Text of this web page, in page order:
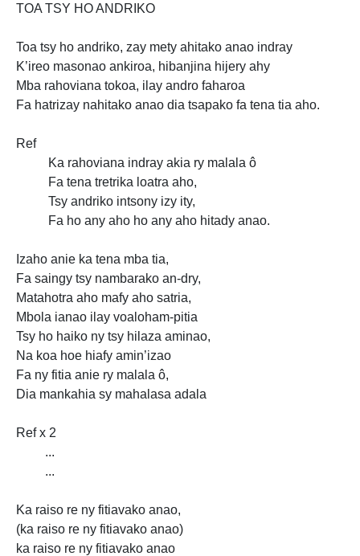
TOA TSY HO ANDRIKO
Toa tsy ho andriko, zay mety ahitako anao indray
K’ireo masonao ankiroa, hibanjina hijery ahy
Mba rahoviana tokoa, ilay andro faharoa
Fa hatrizay nahitako anao dia tsapako fa tena tia aho.
Ref
Ka rahoviana indray akia ry malala ô
Fa tena tretrika loatra aho,
Tsy andriko intsony izy ity,
Fa ho any aho ho any aho hitady anao.
Izaho anie ka tena mba tia,
Fa saingy tsy nambarako an-dry,
Matahotra aho mafy aho satria,
Mbola ianao ilay voaloham-pitia
Tsy ho haiko ny tsy hilaza aminao,
Na koa hoe hiafy amin’izao
Fa ny fitia anie ry malala ô,
Dia mankahia sy mahalasa adala
Ref x 2
...
...
Ka raiso re ny fitiavako anao,
(ka raiso re ny fitiavako anao)
ka raiso re ny fitiavako anao